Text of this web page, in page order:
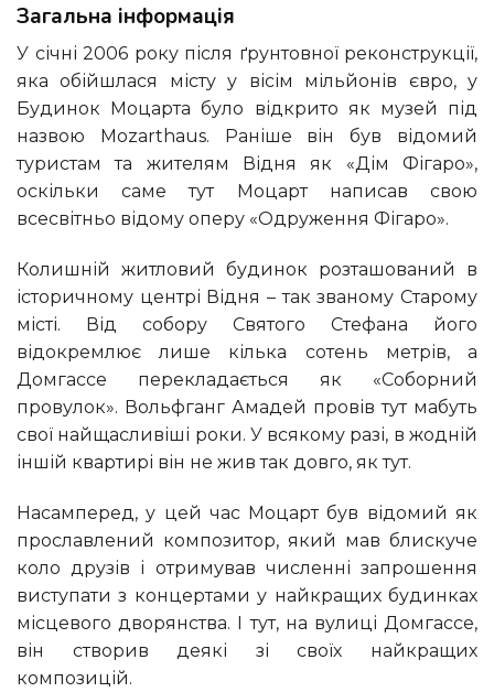
Загальна інформація
У січні 2006 року після ґрунтовної реконструкції,
яка обійшлася місту у вісім мільйонів євро, у
Будинок Моцарта було відкрито як музей під
назвою Mozarthaus. Раніше він був відомий
туристам та жителям Відня як «Дім Фігаро»,
оскільки саме тут Моцарт написав свою
всесвітньо відому оперу «Одруження Фігаро».
Колишній житловий будинок розташований в
історичному центрі Відня – так званому Старому
місті. Від собору Святого Стефана його
відокремлює лише кілька сотень метрів, а
Домгассе перекладається як «Соборний
провулок». Вольфганг Амадей провів тут мабуть
свої найщасливіші роки. У всякому разі, в жодній
іншій квартирі він не жив так довго, як тут.
Насамперед, у цей час Моцарт був відомий як
прославлений композитор, який мав блискуче
коло друзів і отримував численні запрошення
виступати з концертами у найкращих будинках
місцевого дворянства. І тут, на вулиці Домгассе,
він створив деякі зі своїх найкращих
композицій.